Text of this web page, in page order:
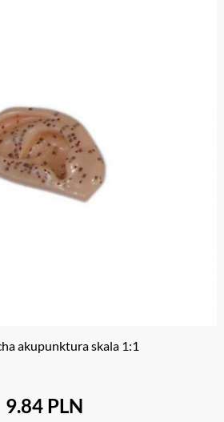
akupunktura skala 1:1
9.84 PLN